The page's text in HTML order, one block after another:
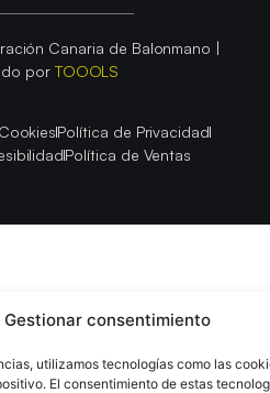
Gestionar consentimiento
utilizamos tecnologías como las
El consentimiento de estas
Canaria de Balonmano |
por TOOOLS
Política de Privacidad
Política de Ventas